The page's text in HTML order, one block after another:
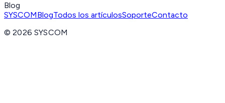
Blog
SYSCOMBlogTodos los artículosSoporteContacto
©2026 SYSCOM